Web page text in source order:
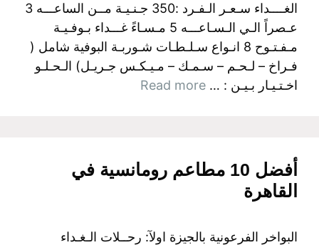
الغــــداء سـعـر الـفـرد :350 جـنـيـة مــن الساعـــه 3
عـصراً الـي الـسـاعـــه 5 مـسـاءً غـــداء بـوفـيـة
مـفـتـوح 8 انـواع سـلـطـات شـوربـة البوفية شامل (
فـراخ – لـحـم – سـمـك – مـيـكـس جـريـل) الـحـلـو
اخـتـيـار بـيـن : … Read more
أفضل 10 مطاعم رومانسية في
القاهرة
البواخر الفرعونية بالجيزة اولآ: رحــلات الـغـداء